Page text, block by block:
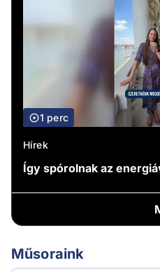
1 perc
Hírek
Így spórolnak az
Műsoraink